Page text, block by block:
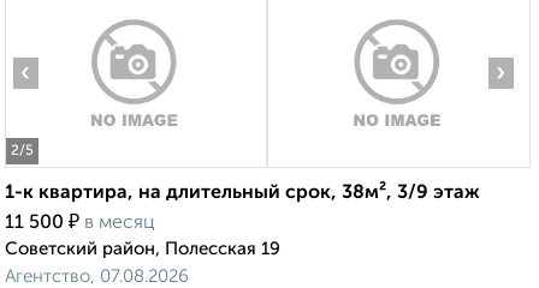
2/5
‹ ›
1-к квартира, на длительный срок, 38м², 3/9 этаж
11 500 ₽ в месяц
Советский район, Полесская 19
Агентство, 07.08.2026